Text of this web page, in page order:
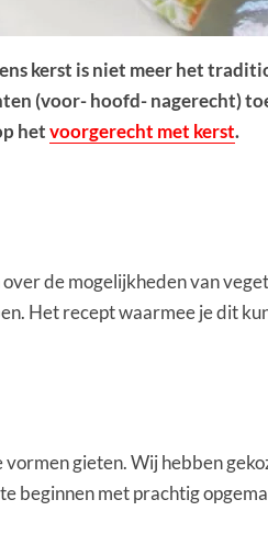
kerst is niet meer het
(voor- hoofd- nagerecht)
hetvoorgerecht met kerst.
de mogelijkheden van
Het recept waarmee je dit
gieten. Wij hebben
beginnen met prachtig